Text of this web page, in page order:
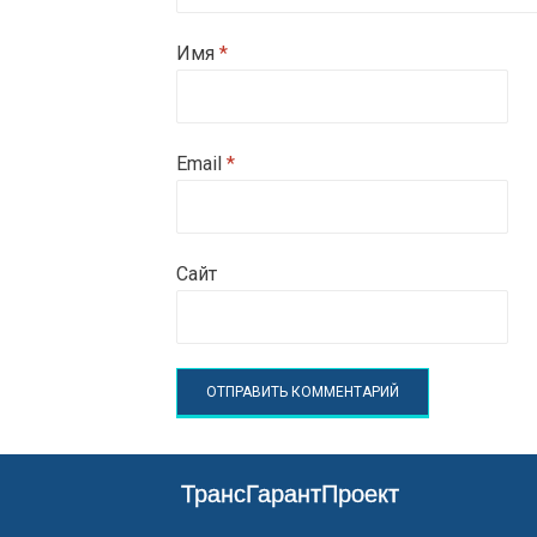
Имя *
Email *
Сайт
ТрансГарантПроект